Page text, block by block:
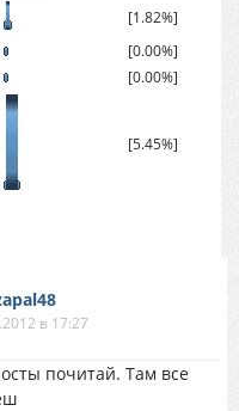
[1.82%]
[0.00%]
[0.00%]
[5.45%]
в 17:27
почитай. Там все